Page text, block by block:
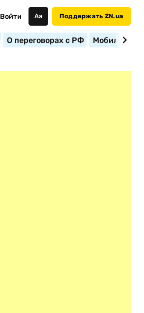
Войти Аа Поддержать ZN.ua
О переговорах с РФ